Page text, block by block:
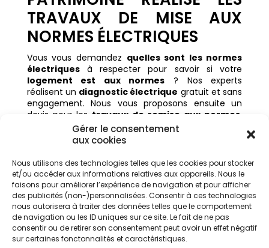
Gérer le consentement
aux cookies
Nous utilisons des technologies telles que les cookies pour stocker
et/ou accéder aux informations relatives aux appareils. Nous le
faisons pour améliorer l’expérience de navigation et pour afficher
des publicités (non-)personnalisées. Consentir à ces technologies
nous autorisera à traiter des données telles que le comportement
de navigation ou les ID uniques sur ce site. Le fait de ne pas
consentir ou de retirer son consentement peut avoir un effet négatif
sur certaines fonctonnalités et caractéristiques.
TRAVAUX DE MISE AUX
NORMES ÉLECTRIQUES
Vous vous demandez quelles sont les normes
électriquesà respecter pour savoir si votre
logement est aux normes ? Nos experts
réalisent un diagnostic électrique gratuit et sans
engagement. Nous vous proposons ensuite un
devis pour les travaux de remise aux normes
incluant la modernisation de votre
électrique.Aussi la sécurisation des
installation électrique existante.
Cestravaux de mise aux normesgarantissent
un logementconforme avec la normeet vous
protègent contre tout risque lié à une électricité
non conforme. Par ailleurs, nous pouvons intégrer
des solutions adaptées aux besoins modernes.
Comme larecharge pour véhicules